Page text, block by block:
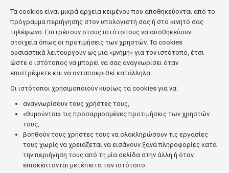
Τα cookies είναι μικρά αρχεία κειμένου που αποθηκεύονται από το
πρόγραμμα περιήγησης στον υπολογιστή σας ή στο κινητό σας
τηλέφωνο. Επιτρέπουν στους ιστότοπους να αποθηκεύουν
στοιχεία όπως οι προτιμήσεις των χρηστών. Τα cookies
ουσιαστικά λειτουργούν ως μια «μνήμη» για τον ιστότοπο, έτσι
ώστε ο ιστότοπος να μπορεί να σας αναγνωρίσει όταν
επιστρέψετε και να ανταποκριθεί κατάλληλα.
Οι ιστότοποι χρησιμοποιούν κυρίως τα cookies για να:
αναγνωρίσουν τους χρήστες τους,
«θυμούνται» τις προσαρμοσμένες προτιμήσεις των χρηστών
τους,
βοηθούν τους χρήστες τους να ολοκληρώσουν τις εργασίες
τους χωρίς να χρειάζεται να εισάγουν ξανά πληροφορίες κατά
την περιήγηση τους από τη μία σελίδα στην άλλη ή όταν
επισκέπτονται μετέπειτα τον ιστότοπο